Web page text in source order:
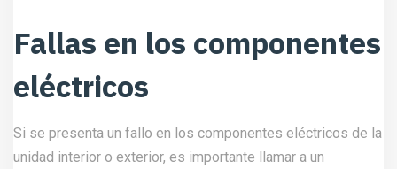
Fallas en los componentes
eléctricos
Si se presenta un fallo en los componentes eléctricos de la
unidad interior o exterior, es importante llamar a un